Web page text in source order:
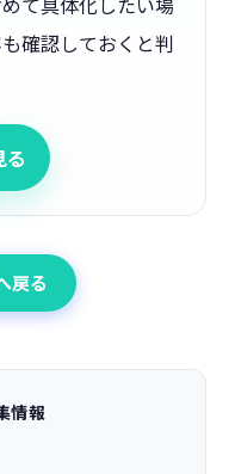
確認しておくと判
戻る
情報